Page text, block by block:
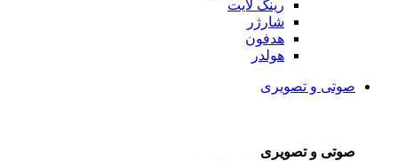
رینگ لایت
شارژر
هدفون
هولدر
صوتی و تصویری
صوتی و تصویری